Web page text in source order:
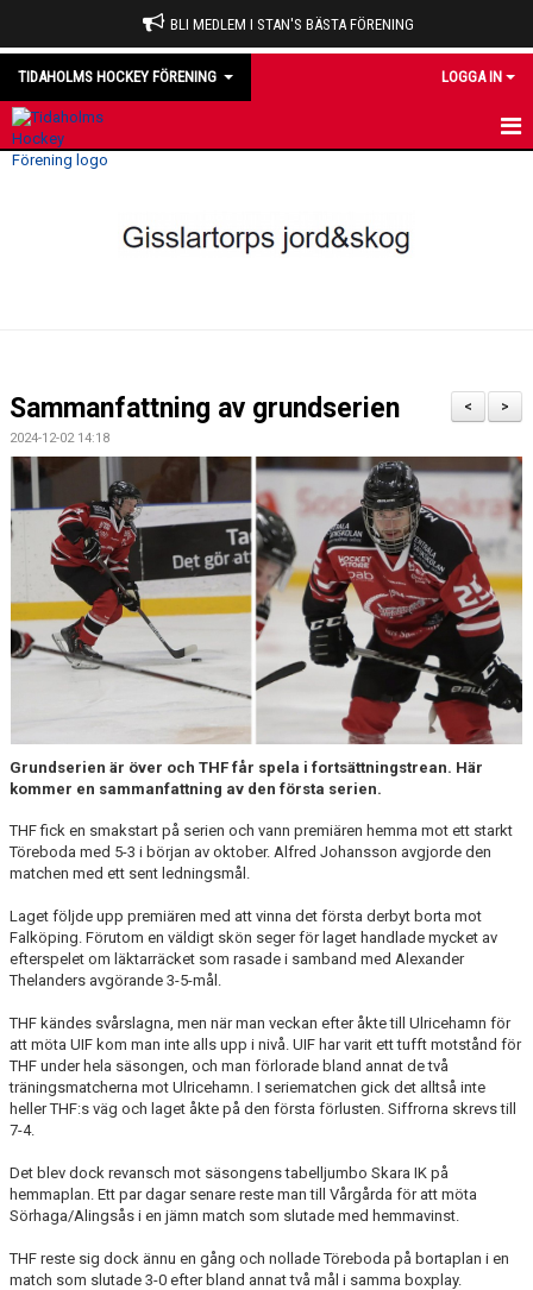
BLI MEDLEM I STAN'S BÄSTA FÖRENING
TIDAHOLMS HOCKEY FÖRENING LOGGA IN
MATCHER
DOMARE
MEDLEM
KIOSKEN
THF UNGDOMSPOLICY - RÖDA TRÅD
BILDGALLERI
TRISSBOLAGET
DOKUMENT
FÖRSÄKRING
>
<
Sammanfattning av grundserien
2024-12-02 14:18
Grundserien är över och THF får spela i fortsättningstrean. Här
kommer en sammanfattning av den första serien.
THF fick en smakstart på serien och vann premiären hemma mot ett starkt
Töreboda med 5-3 i början av oktober. Alfred Johansson avgjorde den
matchen med ett sent ledningsmål.
Laget följde upp premiären med att vinna det första derbyt borta mot
Falköping. Förutom en väldigt skön seger för laget handlade mycket av
efterspelet om läktarräcket som rasade i samband med Alexander
Thelanders avgörande 3-5-mål.
THF kändes svårslagna, men när man veckan efter åkte till Ulricehamn för
att möta UIF kom man inte alls upp i nivå. UIF har varit ett tufft motstånd för
THF under hela säsongen, och man förlorade bland annat de två
träningsmatcherna mot Ulricehamn. I seriematchen gick det alltså inte
heller THF:s väg och laget åkte på den första förlusten. Siffrorna skrevs till
7-4.
Det blev dock revansch mot säsongens tabelljumbo Skara IK på
hemmaplan. Ett par dagar senare reste man till Vårgårda för att möta
Sörhaga/Alingsås i en jämn match som slutade med hemmavinst.
THF reste sig dock ännu en gång och nollade Töreboda på bortaplan i en
match som slutade 3-0 efter bland annat två mål i samma boxplay.